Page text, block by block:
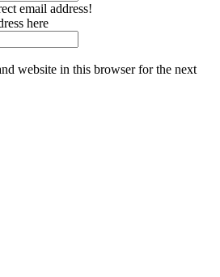
email address!
here
website in this browser for the next